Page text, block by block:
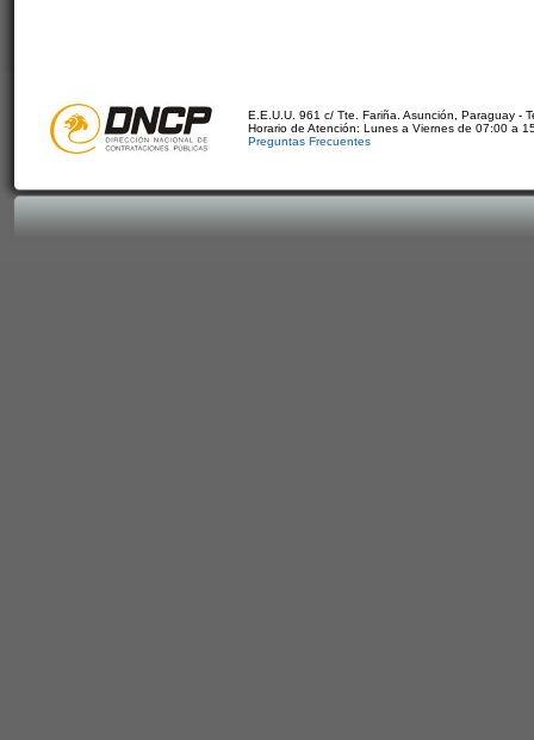
E.E.U.U. 961 c/ Tte. Fariña. Asunción, Paraguay -
Horario de Atención: Lunes a Viernes de 07:00 a
Preguntas Frecuentes